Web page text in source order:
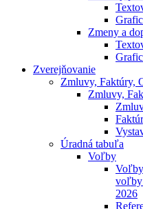
Zmeny a
Zverejňovanie
Zmluvy, Faktúry,
Zmluvy,
Úradná tabuľa
Voľby
Voľby
voľby
2026